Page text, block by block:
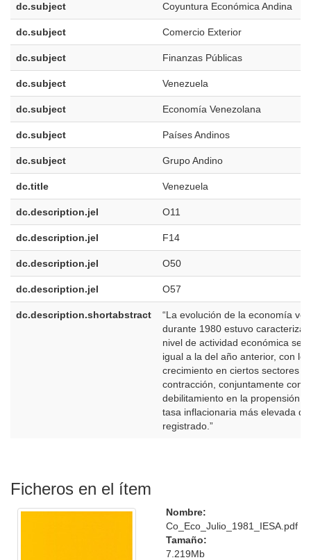
dc.subject Coyuntura Económica Andina
dc.subject Comercio Exterior
dc.subject Finanzas Públicas
dc.subject Venezuela
dc.subject Economía Venezolana
dc.subject Países Andinos
dc.subject Grupo Andino
dc.title Venezuela
dc.description.jel O11
dc.description.jel F14
dc.description.jel O50
dc.description.jel O57
dc.description.shortabstract
“La evolución de la economía
durante 1980 estuvo
nivel de actividad económica
igual a la del año anterior, con
crecimiento en ciertos sectores y
contracción, conjuntamente con
debilitamiento en la propensión a
tasa inflacionaria más elevada
registrado.”
Ficheros en el ítem
Nombre:
Co_Eco_Julio_1981_IESA.pdf
Tamaño:
7.219Mb